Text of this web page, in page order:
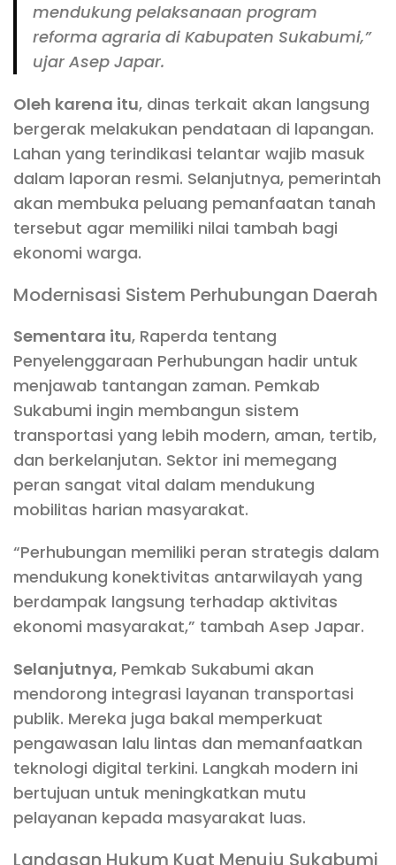
mendukung pelaksanaan program
reforma agraria di Kabupaten Sukabumi,”
ujar Asep Japar.
Oleh karena itu, dinas terkait akan langsung
bergerak melakukan pendataan di lapangan.
Lahan yang terindikasi telantar wajib masuk
dalam laporan resmi. Selanjutnya, pemerintah
akan membuka peluang pemanfaatan tanah
tersebut agar memiliki nilai tambah bagi
ekonomi warga.
Modernisasi Sistem Perhubungan Daerah
Sementara itu, Raperda tentang
Penyelenggaraan Perhubungan hadir untuk
menjawab tantangan zaman. Pemkab
Sukabumi ingin membangun sistem
transportasi yang lebih modern, aman, tertib,
dan berkelanjutan. Sektor ini memegang
peran sangat vital dalam mendukung
mobilitas harian masyarakat.
“Perhubungan memiliki peran strategis dalam
mendukung konektivitas antarwilayah yang
berdampak langsung terhadap aktivitas
ekonomi masyarakat,” tambah Asep Japar.
Selanjutnya, Pemkab Sukabumi akan
mendorong integrasi layanan transportasi
publik. Mereka juga bakal memperkuat
pengawasan lalu lintas dan memanfaatkan
teknologi digital terkini. Langkah modern ini
bertujuan untuk meningkatkan mutu
pelayanan kepada masyarakat luas.
Landasan Hukum Kuat Menuju Sukabumi